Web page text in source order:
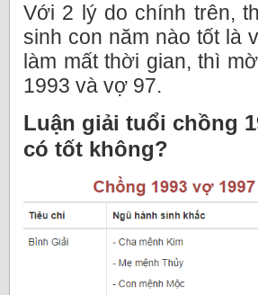
Với 2 lý do chính trên,
sinh con năm nào tốt là
làm mất thời gian, thì
1993 và vợ 97.
Luận giải tuổi chồng
có tốt không?